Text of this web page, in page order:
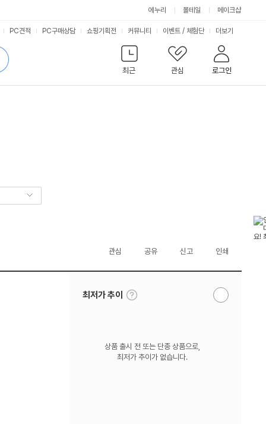
에누리 몰테일 메이크샵
최근
관심 로그인
PC견적 PC구매상담 쇼핑기획전 커뮤니티 이벤트 / 체험단 서
비
스
더보기
관심 공유 신고 인쇄
최저가 추이
툴
팁
알
상품 출시 전 또는 단종 상품으로,
최저가 추이가 없습니다.